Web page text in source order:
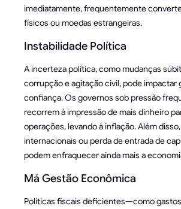
imediatamente, frequentemente
físicos ou moedas estrangeiras.
Instabilidade Política
A incerteza política, como mudanças
corrupção e agitação civil, pode impactar
confiança. Os governos sob pressão
recorrem à impressão de mais dinheiro
operações, levando à inflação. Além
internacionais ou perda de entrada de
podem enfraquecer ainda mais a
Má Gestão Econômica
Políticas fiscais deficientes—como